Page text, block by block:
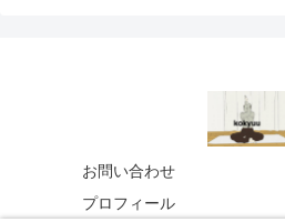
お問い合わせ
プロフィール